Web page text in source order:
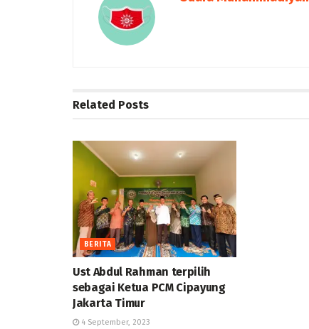
Related Posts
BERITA
Ust Abdul Rahman terpilih
sebagai Ketua PCM Cipayung
Jakarta Timur
4 September, 2023